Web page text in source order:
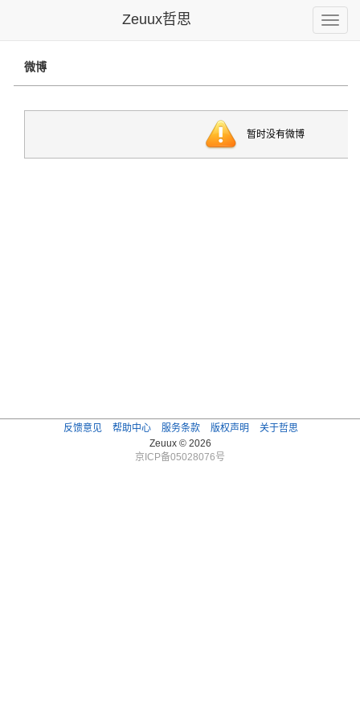
Toggle
Zeuux哲思
微博
暂时没有微博
反馈意见 帮助中心 服务条款 版权声明
关于哲思
Zeuux © 2026
京ICP备05028076号